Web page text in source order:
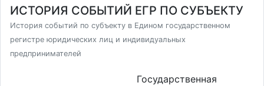
ИСТОРИЯ СОБЫТИЙ ЕГР ПО СУБЪЕКТУ
История событий по субъекту в Едином государственном
регистре юридических лиц и индивидуальных
предпринимателей
Государственная